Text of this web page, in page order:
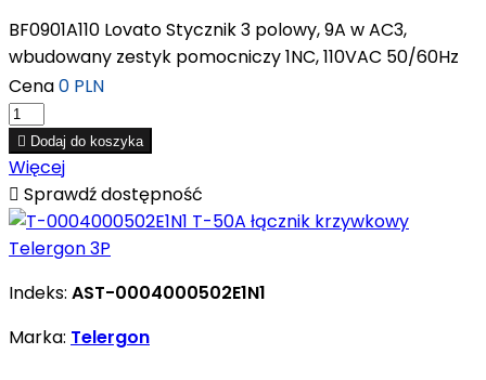
BF0901A110 Lovato Stycznik 3 polowy, 9A w AC3,
wbudowany zestyk pomocniczy 1NC, 110VAC 50/60Hz
Cena0 PLN
 Dodaj do koszyka
Więcej
 Sprawdź dostępność
Indeks: AST-0004000502E1N1
Marka: Telergon